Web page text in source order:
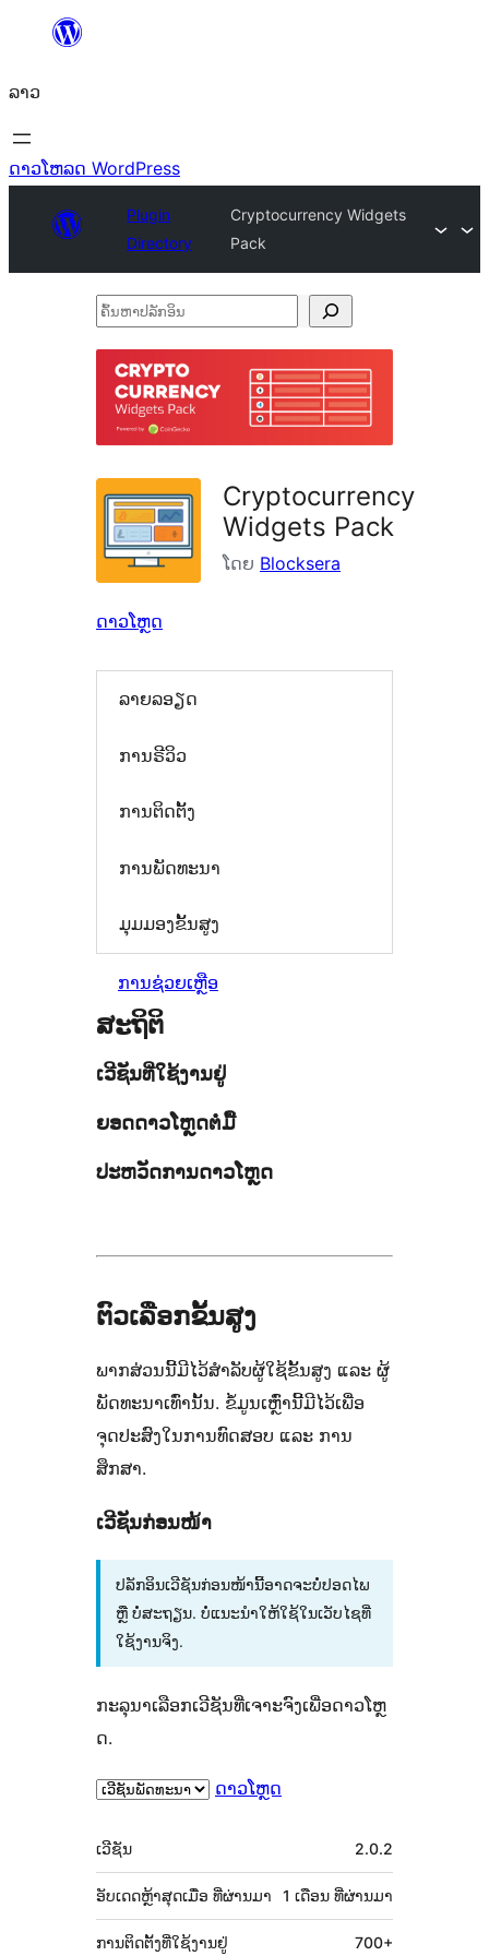
ທີ່
ເນື້ອຫາ
ລາວ
ດາວໂຫລດ WordPress
Plugin
Directory
Cryptocurrency Widgets
Pack
ຄົ້ນ
ລັກ
ອິນ
Cryptocurrency
Widgets Pack
ໂດຍ Blocksera
ດາວໂຫຼດ
ລາຍລອຽດ
ການຣີວິວ
ການຕິດຕັ້ງ
ການພັດທະນາ
ມຸມມອງຂັ້ນສູງ
ການຊ່ວຍເຫຼືອ
ສະຖິຕິ
ເວີຊັນທີ່ໃຊ້ງານຢູ່
ຍອດດາວໂຫຼດຕໍ່ມື້
ປະຫວັດການດາວໂຫຼດ
ຕົວເລືອກຂັ້ນສູງ
ພາກສ່ວນນີ້ມີໄວ້ສຳລັບຜູ້ໃຊ້ຂັ້ນສູງ ແລະ ຜູ້
ພັດທະນາເທົ່ານັ້ນ. ຂໍ້ມູນເຫຼົ່ານີ້ມີໄວ້ເພື່ອ
ຈຸດປະສົງໃນການທົດສອບ ແລະ ການ
ສຶກສາ.
ເວີຊັນກ່ອນໜ້າ
ປລັກອິນເວີຊັນກ່ອນໜ້ານີ້ອາດຈະບໍ່ປອດໄພ
ຫຼື ບໍ່ສະຖຽນ. ບໍ່ແນະນຳໃຫ້ໃຊ້ໃນເວັບໄຊທີ່
ໃຊ້ງານຈິງ.
ກະລຸນາເລືອກເວີຊັນທີ່ເຈາະຈົງເພື່ອດາວໂຫຼ
ດ.
ດາວໂຫຼດ
ຂໍ້ມູນ
ກຳກັບ
(Meta)
ເວີຊັນ 2.0.2
ອັບເດດຫຼ້າສຸດເມື່ອ 1 ເດືອນ ທີ່ຜ່ານມາ
ທີ່ຜ່ານມາ
ການຕິດຕັ້ງທີ່ໃຊ້ງານຢູ່ 700+